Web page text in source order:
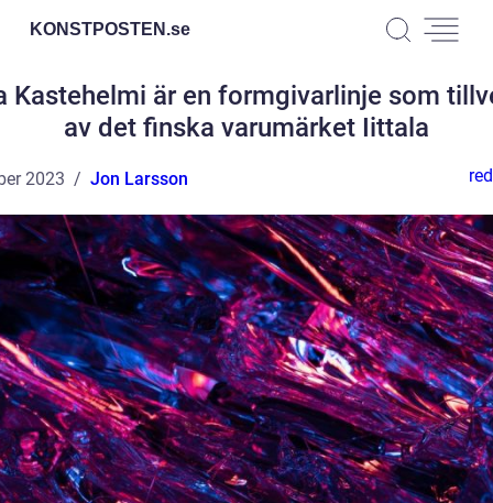
KONSTPOSTEN.se
Kastehelmi är en formgivarlinje som
av det finska varumärket Iittala
2023 Jon Larsson